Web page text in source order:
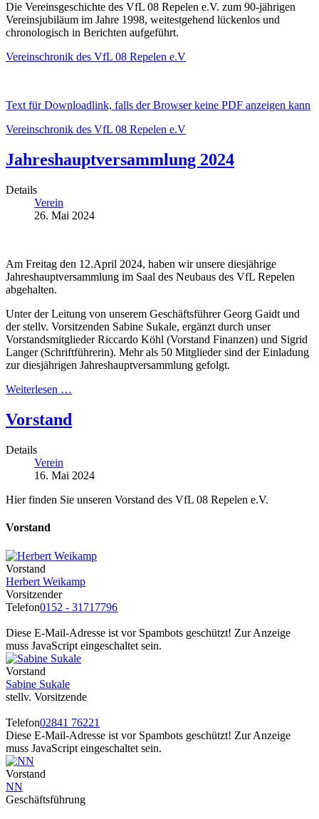
Die Vereinsgeschichte des VfL 08 Repelen e.V. zum 90-jährigen
Vereinsjubiläum im Jahre 1998, weitestgehend lückenlos und
chronologisch in Berichten aufgeführt.
Vereinschronik des VfL 08 Repelen e.V
Text für Downloadlink, falls der Browser keine PDF anzeigen kann
Vereinschronik des VfL 08 Repelen e.V
Jahreshauptversammlung 2024
Details
Verein
26. Mai 2024
Am Freitag den 12.April 2024, haben wir unsere diesjährige
Jahreshauptversammlung im Saal des Neubaus des VfL Repelen
abgehalten.
Unter der Leitung von unserem Geschäftsführer Georg Gaidt und
der stellv. Vorsitzenden Sabine Sukale, ergänzt durch unser
Vorstandsmitglieder Riccardo Köhl (Vorstand Finanzen) und Sigrid
Langer (Schriftführerin). Mehr als 50 Mitglieder sind der Einladung
zur diesjährigen Jahreshauptversammlung gefolgt.
Weiterlesen …
Vorstand
Details
Verein
16. Mai 2024
Hier finden Sie unseren Vorstand des VfL 08 Repelen e.V.
Vorstand
Vorstand
Herbert Weikamp
Vorsitzender
Telefon0152 - 31717796
Diese E-Mail-Adresse ist vor Spambots geschützt! Zur Anzeige
muss JavaScript eingeschaltet sein.
Vorstand
Sabine Sukale
stellv. Vorsitzende
Telefon02841 76221
Diese E-Mail-Adresse ist vor Spambots geschützt! Zur Anzeige
muss JavaScript eingeschaltet sein.
Vorstand
NN
Geschäftsführung